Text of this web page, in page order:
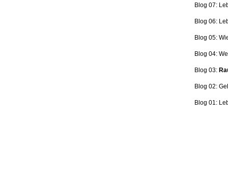
Blog 07:
Blog 06:
Blog 05:
Blog 04:
Blog 03:
Blog 02:
Blog 01: